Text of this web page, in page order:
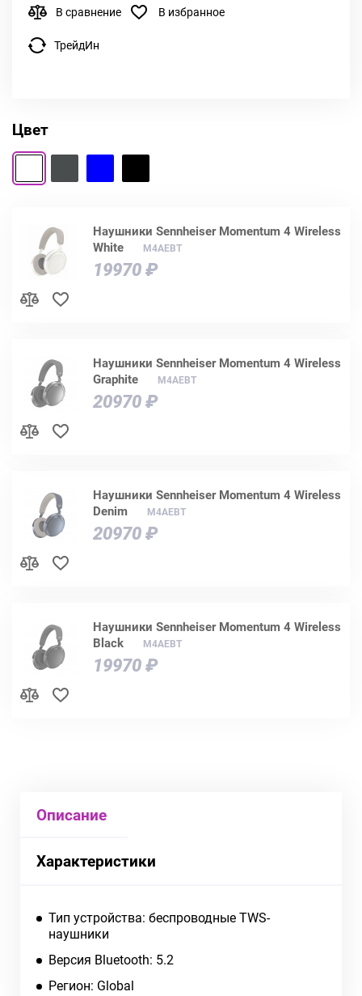
В сравнение В избранное
ТрейдИн
Цвет
Наушники Sennheiser Momentum 4 Wireless
White
M4AEBT
19970 ₽
Наушники Sennheiser Momentum 4 Wireless
Graphite
M4AEBT
20970 ₽
Наушники Sennheiser Momentum 4 Wireless
Denim
M4AEBT
20970 ₽
Наушники Sennheiser Momentum 4 Wireless
Black
M4AEBT
19970 ₽
Описание
Характеристики
Тип устройства: беспроводные TWS-
наушники
Версия Bluetooth: 5.2
Регион: Global